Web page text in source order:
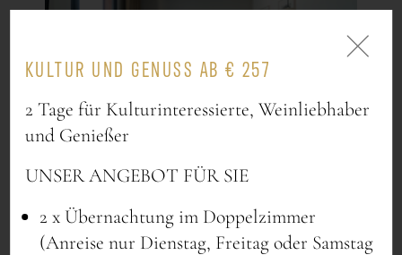
KULTUR UND GENUSS AB € 257
2 Tage für Kulturinteressierte, Weinliebhaber
und Genießer
UNSER ANGEBOT FÜR SIE
2 x Übernachtung im Doppelzimmer
(Anreise nur Dienstag, Freitag oder Samstag